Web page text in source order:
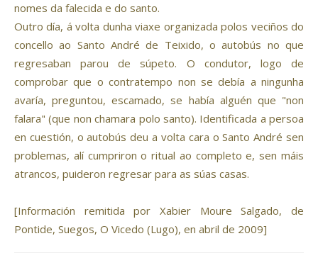
nomes da falecida e do santo.
Outro día, á volta dunha viaxe organizada polos veciños do
concello ao Santo André de Teixido, o autobús no que
regresaban parou de súpeto. O condutor, logo de
comprobar que o contratempo non se debía a ningunha
avaría, preguntou, escamado, se había alguén que "non
falara" (que non chamara polo santo). Identificada a persoa
en cuestión, o autobús deu a volta cara o Santo André sen
problemas, alí cumpriron o ritual ao completo e, sen máis
atrancos, puideron regresar para as súas casas.
[Información remitida por Xabier Moure Salgado, de
Pontide, Suegos, O Vicedo (Lugo), en abril de 2009]